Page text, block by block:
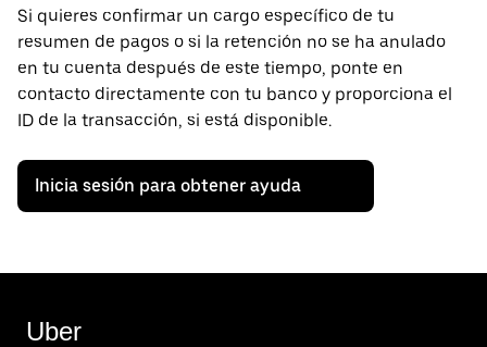
Si quieres confirmar un cargo específico de tu
resumen de pagos o si la retención no se ha anulado
en tu cuenta después de este tiempo, ponte en
contacto directamente con tu banco y proporciona el
ID de la transacción, si está disponible.
Inicia sesión para obtener ayuda
Uber